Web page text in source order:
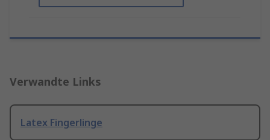
Verwandte Links
Latex Fingerlinge